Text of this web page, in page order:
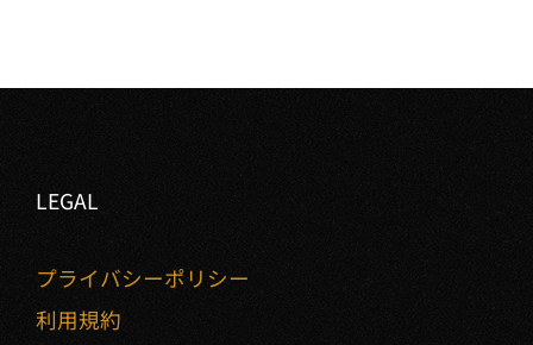
LEGAL
プライバシーポリシー
利用規約